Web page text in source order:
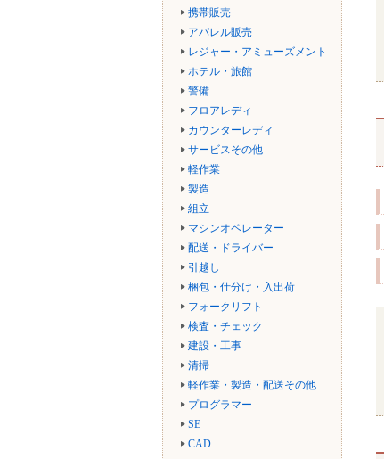
携帯販売
アパレル販売
レジャー・アミューズメント
ホテル・旅館
警備
フロアレディ
カウンターレディ
サービスその他
軽作業
製造
組立
マシンオペレーター
配送・ドライバー
引越し
梱包・仕分け・入出荷
フォークリフト
検査・チェック
建設・工事
清掃
軽作業・製造・配送その他
プログラマー
SE
CAD